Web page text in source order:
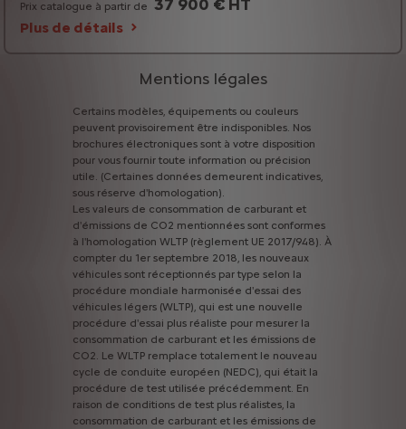
Prix catalogue à partir de 37 900 € HT
Plus de détails
Mentions légales
Certains modèles, équipements ou couleurs
peuvent provisoirement être indisponibles. Nos
brochures électroniques sont à votre disposition
pour vous fournir toute information ou précision
utile. (Certaines données demeurent indicatives,
sous réserve d'homologation).
Les valeurs de consommation de carburant et
d'émissions de CO2 mentionnées sont conformes
à l'homologation WLTP (règlement UE 2017/948). À
compter du 1er septembre 2018, les nouveaux
véhicules sont réceptionnés par type selon la
procédure mondiale harmonisée d'essai des
véhicules légers (WLTP), qui est une nouvelle
procédure d'essai plus réaliste pour mesurer la
consommation de carburant et les émissions de
CO2. Le WLTP remplace totalement le nouveau
cycle de conduite européen (NEDC), qui était la
procédure de test utilisée précédemment. En
raison de conditions de test plus réalistes, la
consommation de carburant et les émissions de